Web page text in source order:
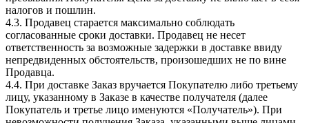
налогов и пошлин.
4.3. Продавец старается максимально соблюдать
согласованные сроки доставки. Продавец не несет
ответственность за возможные задержки в доставке ввиду
непредвиденных обстоятельств, произошедших не по вине
Продавца.
4.4. При доставке Заказ вручается Покупателю либо третьему
лицу, указанному в Заказе в качестве получателя (далее
Покупатель и третье лицо именуются «Получатель»). При